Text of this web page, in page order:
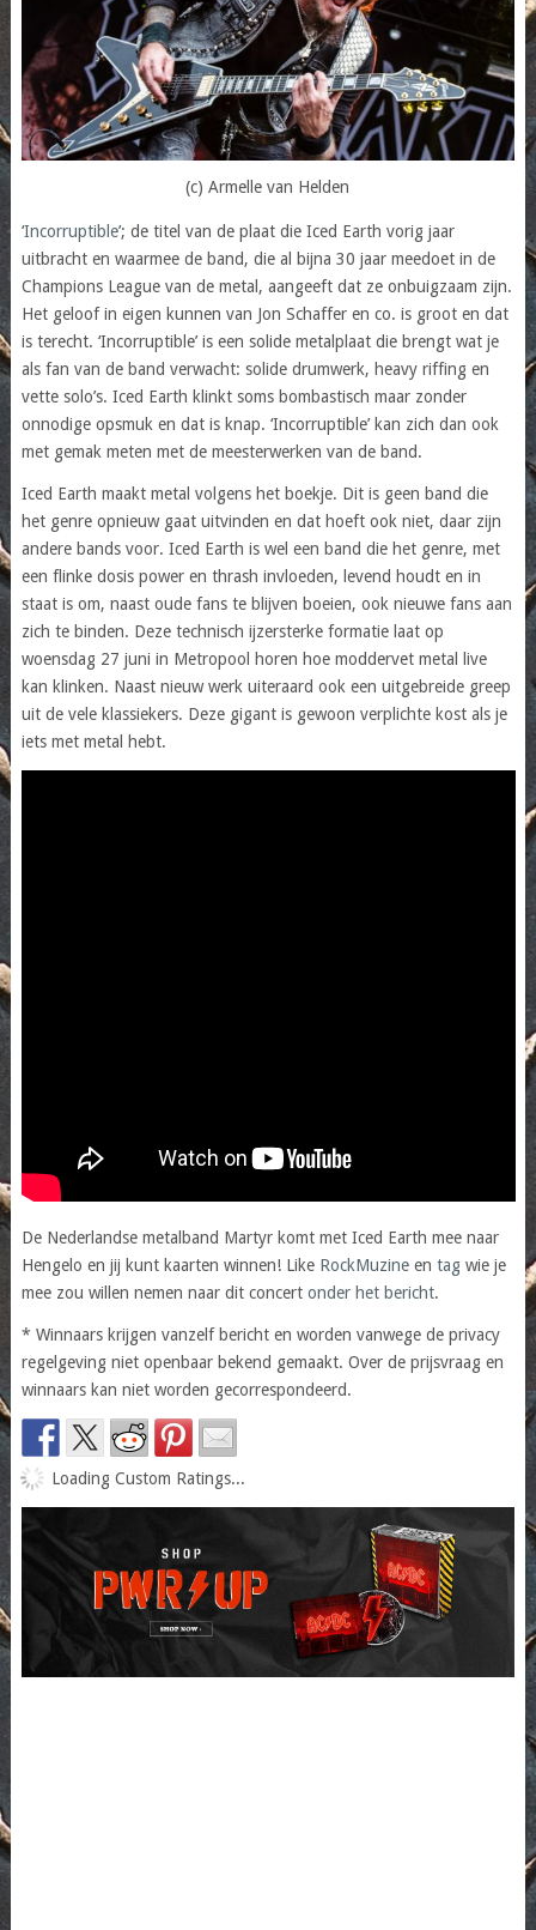
(c) Armelle van Helden
‘Incorruptible’; de titel van de plaat die Iced Earth vorig jaar
uitbracht en waarmee de band, die al bijna 30 jaar meedoet in de
Champions League van de metal, aangeeft dat ze onbuigzaam zijn.
Het geloof in eigen kunnen van Jon Schaffer en co. is groot en dat
is terecht. ‘Incorruptible’ is een solide metalplaat die brengt wat je
als fan van de band verwacht: solide drumwerk, heavy riffing en
vette solo’s. Iced Earth klinkt soms bombastisch maar zonder
onnodige opsmuk en dat is knap. ‘Incorruptible’ kan zich dan ook
met gemak meten met de meesterwerken van de band.
Iced Earth maakt metal volgens het boekje. Dit is geen band die
het genre opnieuw gaat uitvinden en dat hoeft ook niet, daar zijn
andere bands voor. Iced Earth is wel een band die het genre, met
een flinke dosis power en thrash invloeden, levend houdt en in
staat is om, naast oude fans te blijven boeien, ook nieuwe fans aan
zich te binden. Deze technisch ijzersterke formatie laat op
woensdag 27 juni in Metropool horen hoe moddervet metal live
kan klinken. Naast nieuw werk uiteraard ook een uitgebreide greep
uit de vele klassiekers. Deze gigant is gewoon verplichte kost als je
iets met metal hebt.
De Nederlandse metalband Martyr komt met Iced Earth mee naar
Hengelo en jij kunt kaarten winnen! Like RockMuzineen tagwie je
mee zou willen nemen naar dit concert onder het bericht.
* Winnaars krijgen vanzelf bericht en worden vanwege de privacy
regelgeving niet openbaar bekend gemaakt. Over de prijsvraag en
winnaars kan niet worden gecorrespondeerd.
Loading Custom Ratings...